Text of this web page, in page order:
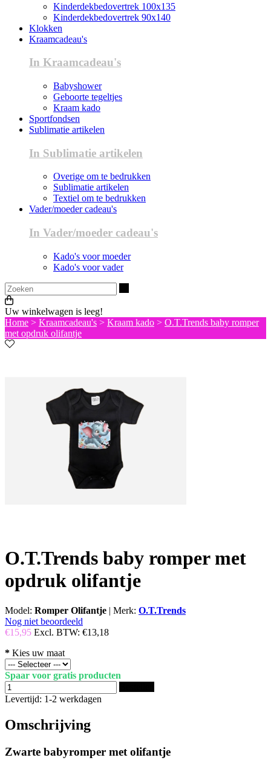
Kinderdekbedovertrek 100x135
Kinderdekbedovertrek 90x140
Klokken
Kraamcadeau's
In Kraamcadeau's
Babyshower
Geboorte tegeltjes
Kraam kado
Sportfondsen
Sublimatie artikelen
In Sublimatie artikelen
Overige om te bedrukken
Sublimatie artikelen
Textiel om te bedrukken
Vader/moeder cadeau's
In Vader/moeder cadeau's
Kado's voor moeder
Kado's voor vader
Uw winkelwagen is leeg!
Home > Kraamcadeau's > Kraam kado > O.T.Trends baby romper
met opdruk olifantje
O.T.Trends baby romper met
opdruk olifantje
Model: Romper Olifantje | Merk: O.T.Trends
Nog niet beoordeeld
€15,95 Excl. BTW: €13,18
* Kies uw maat
Spaar voor gratis producten
Levertijd: 1-2 werkdagen
Omschrijving
Zwarte babyromper met olifantje